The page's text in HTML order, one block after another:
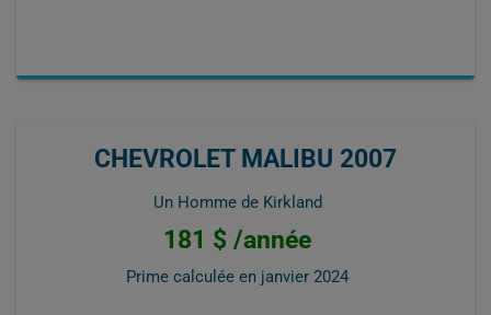
CHEVROLET MALIBU 2007
Un Homme de Kirkland
181 $ /année
Prime calculée en janvier 2024